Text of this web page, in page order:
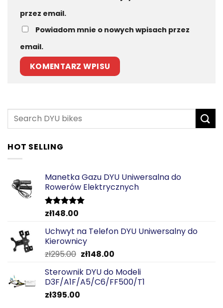
przez email.
Powiadom mnie o nowych wpisach przez
email.
HOT SELLING
Manetka Gazu DYU Uniwersalna do
Rowerów Elektrycznych
Oceniono
zł148.00
Uchwyt na Telefon DYU Uniwersalny do
Kierownicy
zł295.00 Pierwotna
wynosiła:
zł295.00.
zł148.00Aktualna
wynosi:
zł148.00.
Sterownik DYU do Modeli
D3F/A1F/A5/C6/FF500/T1
zł395.00